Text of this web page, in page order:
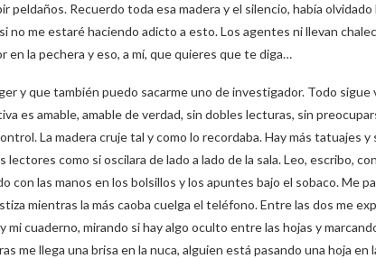
peldaños. Recuerdo toda esa madera y el silencio, había
no me estaré haciendo adicto a esto. Los agentes ni llevan
la pechera y eso, a mí, que quieres que te diga…
y que también puedo sacarme uno de investigador. Todo
es amable, amable de verdad, sin dobles lecturas, sin
La madera cruje tal y como lo recordaba. Hay más
como si oscilara de lado a lado de la sala. Leo, escribo,
con las manos en los bolsillos y los apuntes bajo el sobaco. Me
mientras la más caoba cuelga el teléfono. Entre las dos me
cuaderno, mirando si hay algo oculto entre las hojas y
me llega una brisa en la nuca, alguien está pasando una hoja en